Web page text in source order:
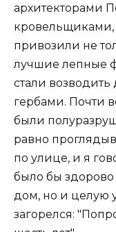
архитекторами
привозили не
лучшие лепные
стали
гербами. Почти
были
равно
по улице, и я
было бы здорово
дом, но и целую
загорелся: